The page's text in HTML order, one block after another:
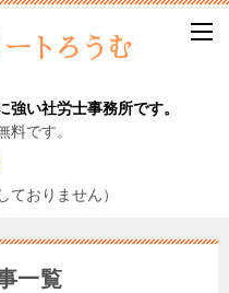
強い社労士事務所です。
料です。
ておりません）
一覧